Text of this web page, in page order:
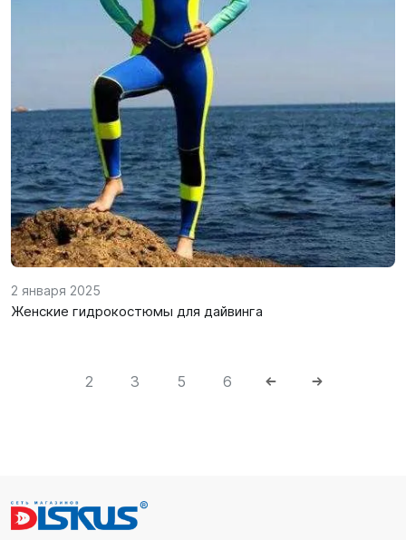
2 января 2025
Женские гидрокостюмы для дайвинга
2 3 5 6